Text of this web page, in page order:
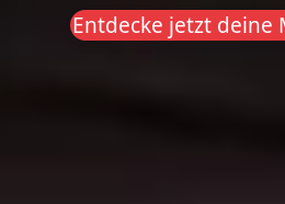
Entdecke jetzt deine